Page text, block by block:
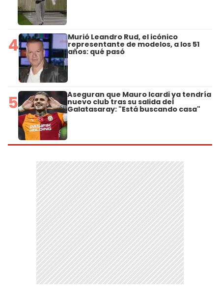
4 Murió Leandro Rud, el icónico
representante de modelos, a los 51
años: qué pasó
5 Aseguran que Mauro Icardi ya tendría
nuevo club tras su salida del
Galatasaray: "Está buscando casa"